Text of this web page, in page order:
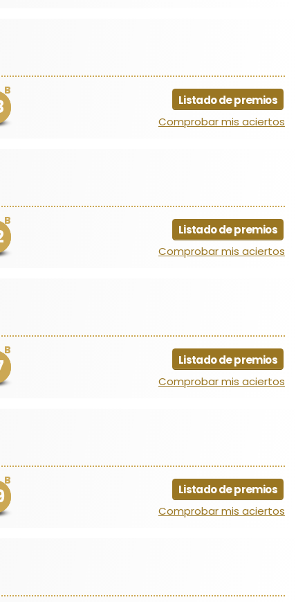
B
Listado de premios
Comprobar mis aciertos
B
Listado de premios
Comprobar mis aciertos
B
Listado de premios
Comprobar mis aciertos
B
Listado de premios
Comprobar mis aciertos